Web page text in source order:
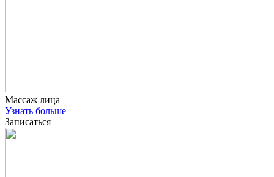
Массаж лица
Узнать больше
Записаться